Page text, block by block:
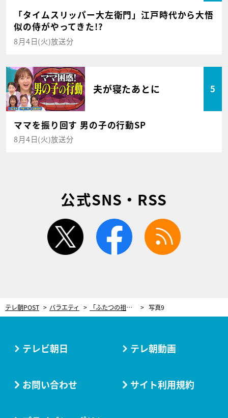
「タイムスリッパー大左衛門」江戸時代から大悟
似の侍がやってきた!?
8月4日(火)放送分
夫が寝たあとに 5
ママを振り回す 男の子の行動SP
8月4日(火)放送分
公式SNS・RSS
twitter facebook
テレ朝POST バラエティ 「ふたつの祖国に根をおろしたい」現代美術家・スクリプカリウ落合安奈が問い続ける“土地”と“人”の結びつき 写真9
テレビ朝日 テレ朝動画
お問い合わせ サイト利用規約